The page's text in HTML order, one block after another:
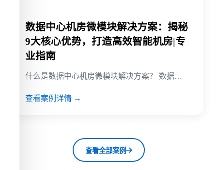
数据中心机房微模块解决方案：揭秘
9大核心优势，打造高效智能机房|专
业指南
什么是数据中心机房微模块解决方案？ 数据…
查看案例详情 →
查看全部案例